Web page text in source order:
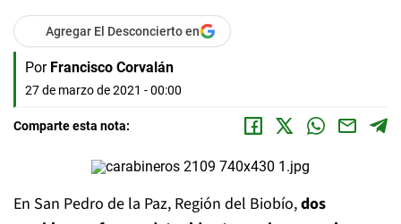
Agregar El Desconcierto en
Por Francisco Corvalán
27 de marzo de 2021 - 00:00
Comparte esta nota:
En San Pedro de la Paz, Región del Biobío,dos